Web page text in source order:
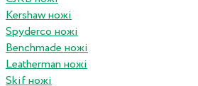
Kershaw ножі
Spyderco ножі
Benchmade ножі
Leatherman ножі
Skif ножі